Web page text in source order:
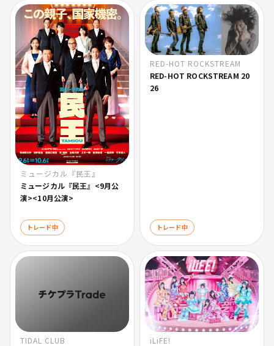
ミュージカル『民王』
ミュージカル『民王』<9月公
演><10月公演>
トレード中
RED-HOT ROCKSTREAM
RED-HOT ROCKSTREAM 20
26
トレード中
TIDAL CLUB
iLiFE!